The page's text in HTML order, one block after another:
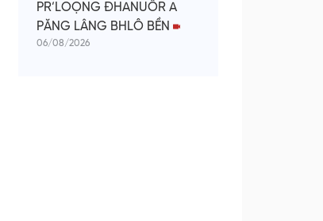
PR’LOỌNG ĐHANUÔR A
PĂNG LÂNG BHLÔ BỀN
06/08/2026